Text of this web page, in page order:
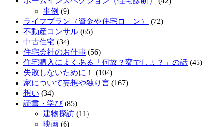
事例 (9)
ライフプラン（資金や住宅ローン）
(72)
不動産コンサル (65)
中古住宅 (34)
住宅会社のお仕事 (56)
住宅購入によくある「何故？変でしょ？」の話 (45)
失敗しないために！
(104)
家について妄想や独り言 (167)
想い (34)
読書・学び(85)
建物探訪 (11)
映画 (6)